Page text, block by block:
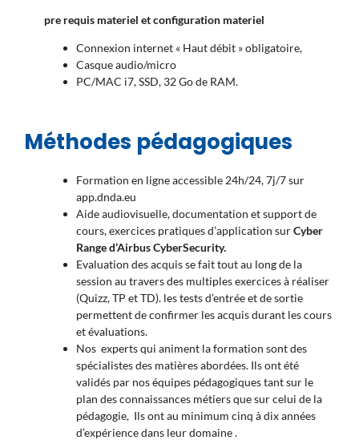
pre requis materiel et configuration materiel
Connexion internet « Haut débit » obligatoire,
Casque audio/micro
PC/MAC i7, SSD, 32 Go de RAM.
Méthodes pédagogiques
Formation en ligne accessible 24h/24, 7j/7 sur
app.dnda.eu
Aide audiovisuelle, documentation et support de
cours, exercices pratiques d’application surCyber
Range d’Airbus CyberSecurity.
Evaluation des acquis se fait tout au long de la
session au travers des multiples exercices à réaliser
(Quizz, TP et TD). les tests d’entrée et de sortie
permettent de confirmer les acquis durant les cours
et évaluations.
Nos experts qui animent la formation sont des
spécialistes des matières abordées. Ils ont été
validés par nos équipes pédagogiques tant sur le
plan des connaissances métiers que sur celui de la
pédagogie, Ils ont au minimum cinq à dix années
d’expérience dans leur domaine .